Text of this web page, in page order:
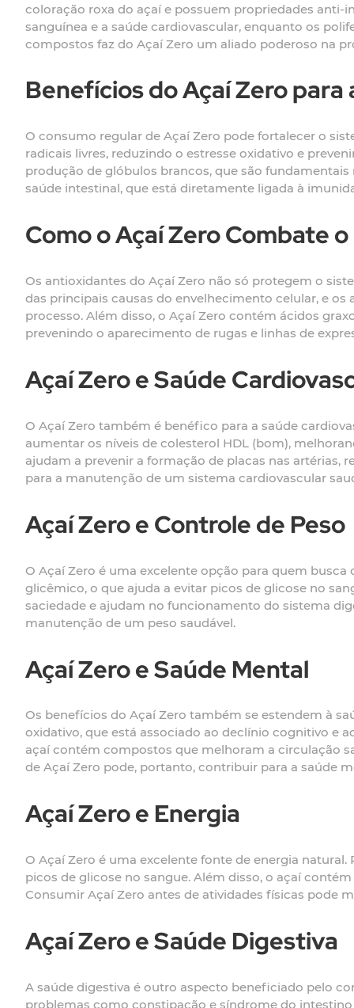
coloração roxa do açaí e possuem propriedades anti-
sanguínea e a saúde cardiovascular, enquanto os
compostos faz do Açaí Zero um aliado poderoso na
Benefícios do Açaí Zero para
O consumo regular de Açaí Zero pode fortalecer o
radicais livres, reduzindo o estresse oxidativo e
produção de glóbulos brancos, que são
saúde intestinal, que está diretamente ligada à
Como o Açaí Zero Combate
Os antioxidantes do Açaí Zero não só protegem o
das principais causas do envelhecimento celular, e
processo. Além disso, o Açaí Zero contém ácidos
prevenindo o aparecimento de rugas e linhas de
Açaí Zero e Saúde
O Açaí Zero também é benéfico para a saúde
aumentar os níveis de colesterol HDL (bom),
ajudam a prevenir a formação de placas nas artérias,
para a manutenção de um sistema cardiovascular
Açaí Zero e Controle de Peso
O Açaí Zero é uma excelente opção para quem
glicêmico, o que ajuda a evitar picos de glicose no
saciedade e ajudam no funcionamento do sistema
manutenção de um peso saudável.
Açaí Zero e Saúde Mental
Os benefícios do Açaí Zero também se estendem à
oxidativo, que está associado ao declínio cognitivo e
açaí contém compostos que melhoram a circulação
de Açaí Zero pode, portanto, contribuir para a saúde
Açaí Zero e Energia
O Açaí Zero é uma excelente fonte de energia
picos de glicose no sangue. Além disso, o açaí
Consumir Açaí Zero antes de atividades físicas pode
Açaí Zero e Saúde Digestiva
A saúde digestiva é outro aspecto beneficiado pelo
problemas como constipação e síndrome do